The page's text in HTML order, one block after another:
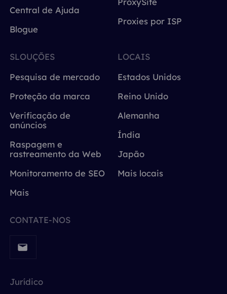
Central de Ajuda
Blogue
Proxies por ISP
SLOUÇÕES
Pesquisa de mercado
Proteção da marca
Verificação de
anúncios
Raspagem e
rastreamento da Web
Monitoramento de SEO
Mais
LOCAIS
Estados Unidos
Reino Unido
Alemanha
Índia
Japão
Mais locais
CONTATE-NOS
Jurídico